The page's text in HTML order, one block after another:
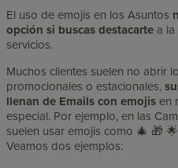
El uso de emojis en los Asuntos
opción si buscas destacarte a
servicios.
Muchos clientes suelen no abrir
promocionales o estacionales,
llenan de Emails con emojis en
especial. Por ejemplo, en las
suelen usar emojis como 🎄 🎁
Veamos dos ejemplos: